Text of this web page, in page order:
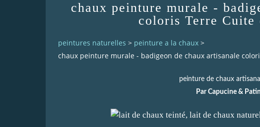
chaux peinture murale -
coloris Terre Cuite
peintures naturelles > peinture a la chaux >
chaux peinture murale - badigeon de chaux artisanale
peinture de chaux
Par Capucine &